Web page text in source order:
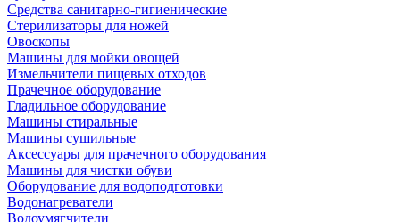
Средства санитарно-гигиенические
Стерилизаторы для ножей
Овоскопы
Машины для мойки овощей
Измельчители пищевых отходов
Прачечное оборудование
Гладильное оборудование
Машины стиральные
Машины сушильные
Аксессуары для прачечного оборудования
Машины для чистки обуви
Оборудование для водоподготовки
Водонагреватели
Водоумягчители